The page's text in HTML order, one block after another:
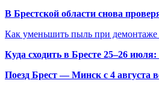
В Брестской области снова
Как уменьшить пыль при
Куда сходить в Бресте 25–26
Поезд Брест — Минск с 4 августа